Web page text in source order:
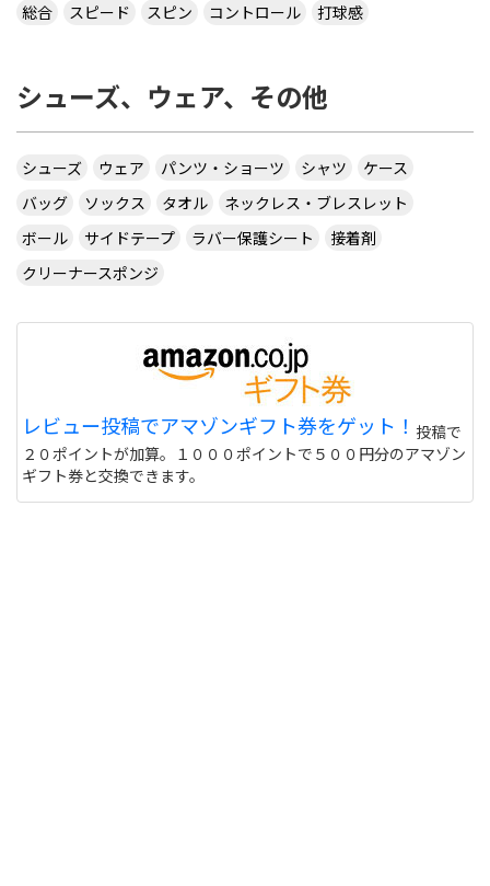
総合
スピード スピン コントロール 打球感
シューズ、ウェア、その他
シューズ ウェア パンツ・ショーツ シャツ
ケース
バッグ
ソックス タオル
ネックレス・ブレスレット
ボール
サイドテープ ラバー保護シート
接着剤
クリーナースポンジ
レビュー投稿でアマゾンギフト券をゲット！ 投稿で
２０ポイントが加算。１０００ポイントで５００円分のアマゾン
ギフト券と交換できます。